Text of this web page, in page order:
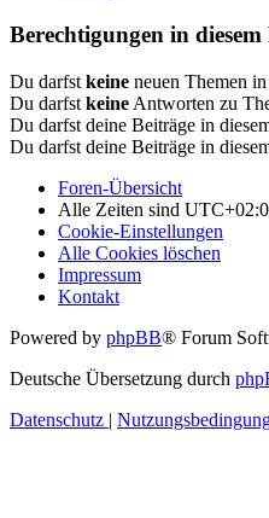
Berechtigungen in
Du darfst keine neuen Themen
Du darfst keine Antworten zu
Du darfst deine Beiträge in
Du darfst deine Beiträge in
Foren-Übersicht
Alle Zeiten sind
Cookie-Einstellungen
Alle Cookies löschen
Impressum
Kontakt
Powered by phpBB® Forum
Deutsche Übersetzung durch
Datenschutz |